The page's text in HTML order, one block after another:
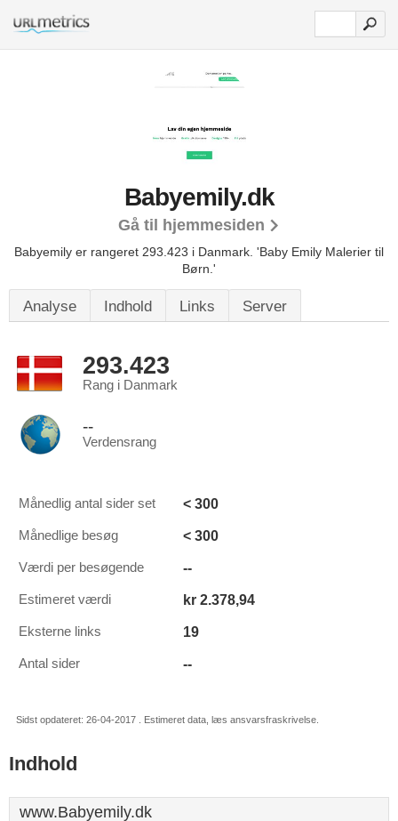
Babyemily.dk
Gå til hjemmesiden
Babyemily er rangeret 293.423 i Danmark. 'Baby Emily Malerier til
Børn.'
Analyse Indhold Links Server
293.423
Rang i Danmark
--
Verdensrang
Månedlig antal sider set < 300
Månedlige besøg < 300
Værdi per besøgende --
Estimeret værdi kr 2.378,94
Eksterne links 19
Antal sider --
Sidst opdateret: 26-04-2017 . Estimeret data, læs ansvarsfraskrivelse.
Indhold
www.Babyemily.dk